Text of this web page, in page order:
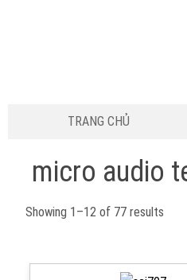
TRANG CHỦ
micro audio
Showing 1–12 of 77 results